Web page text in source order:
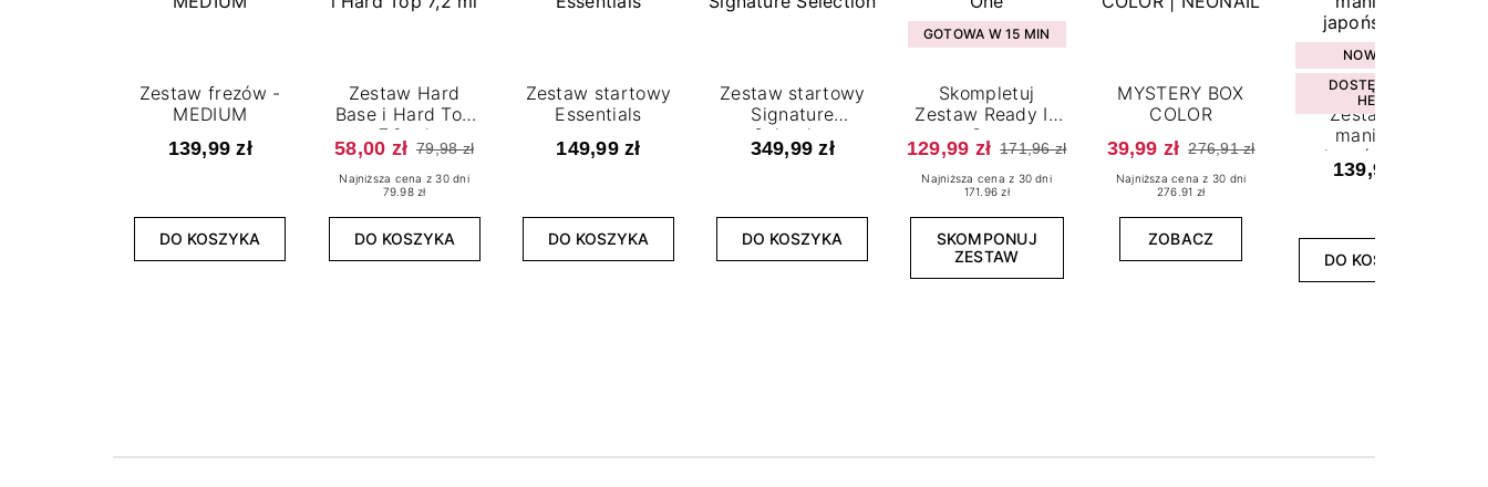
Zestaw frezów -
MEDIUM
139,99 zł
DO KOSZYKA
Zestaw Hard
Base i Hard Top
7,2 ml
58,00 zł 79,98 zł
Najniższa cena z 30 dni
79.98 zł
DO KOSZYKA
Zestaw startowy
Essentials
149,99 zł
DO KOSZYKA
Zestaw startowy
Signature
Selection
349,99 zł
DO KOSZYKA
GOTOWA W 15 MIN
Skompletuj
Zestaw Ready In
One
129,99 zł 171,96 zł
Najniższa cena z 30 dni
171.96 zł
SKOMPONUJ
ZESTAW
MYSTERY BOX
COLOR
39,99 zł 276,91 zł
Najniższa cena z 30 dni
276.91 zł
ZOBACZ
NOWOŚĆ
DOSTĘPNY W
HEBE
Zestaw do
manicure
japońskiego
139,99 zł
DO KOSZYKA